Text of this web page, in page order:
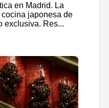
en Madrid. La
japonesa de
exclusiva. Res...